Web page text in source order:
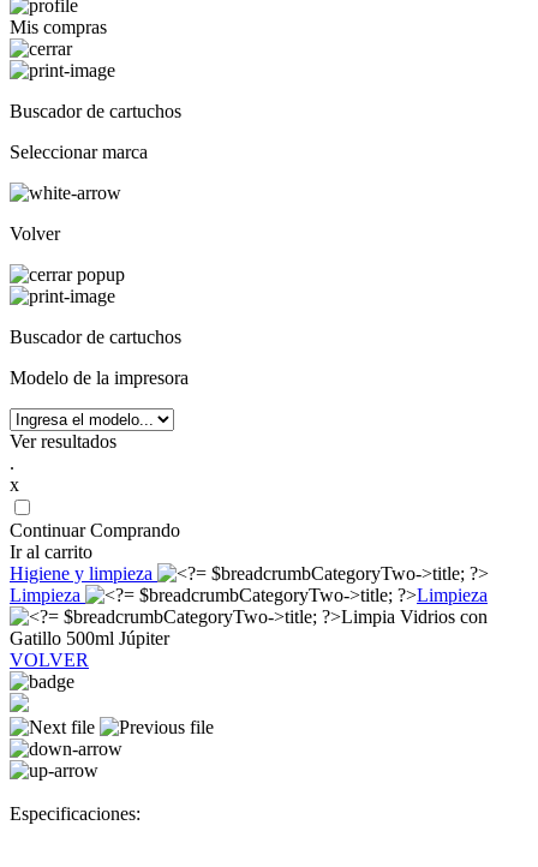
Mis compras
Buscador de cartuchos
Seleccionar marca
Volver
Buscador de cartuchos
Modelo de la impresora
Ver resultados
.
x
Continuar Comprando
Ir al carrito
Higiene y limpieza
Limpieza
Limpieza
Limpia Vidrios con
Gatillo 500ml Júpiter
VOLVER
Especificaciones: